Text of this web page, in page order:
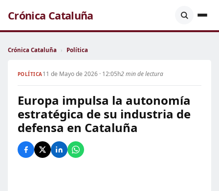
Crónica Cataluña
Crónica Cataluña › Política
POLÍTICA11 de Mayo de 2026 · 12:05h2 min de lectura
Europa impulsa la autonomía
estratégica de su industria de
defensa en Cataluña